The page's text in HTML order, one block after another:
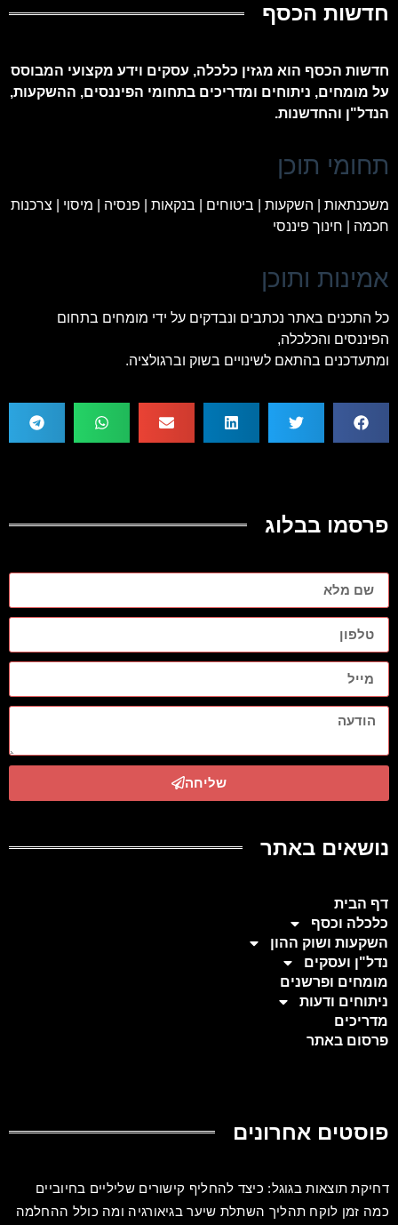
חדשות הכסף
חדשות הכסף הוא מגזין כלכלה, עסקים וידע מקצועי המבוסס
על מומחים, ניתוחים ומדריכים בתחומי הפיננסים, ההשקעות,
הנדל"ן והחדשנות.
תחומי תוכן
משכנתאות | השקעות | ביטוחים | בנקאות | פנסיה | מיסוי | צרכנות
חכמה | חינוך פיננסי
אמינות ותוכן
כל התכנים באתר נכתבים ונבדקים על ידי מומחים בתחום
הפיננסים והכלכלה,
ומתעדכנים בהתאם לשינויים בשוק וברגולציה.
פרסמו בבלוג
שליחה
נושאים באתר
דף הבית
כלכלה וכסף
השקעות ושוק ההון
נדל"ן ועסקים
מומחים ופרשנים
ניתוחים ודעות
מדריכים
פרסום באתר
פוסטים אחרונים
דחיקת תוצאות בגוגל: כיצד להחליף קישורים שליליים בחיוביים
כמה זמן לוקח תהליך השתלת שיער בגיאורגיה ומה כולל ההחלמה